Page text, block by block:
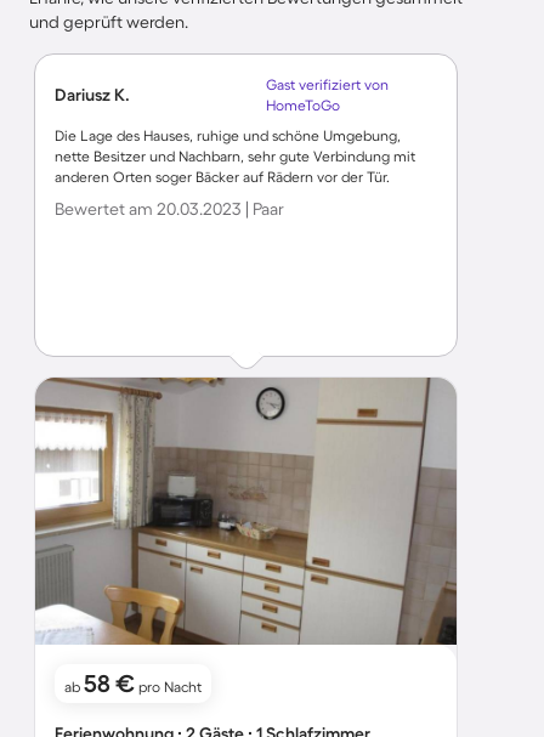
und geprüft werden.
Dariusz K.
Gast verifiziert von
HomeToGo
Die Lage des Hauses, ruhige und schöne Umgebung,
nette Besitzer und Nachbarn, sehr gute Verbindung mit
anderen Orten soger Bäcker auf Rädern vor der Tür.
Bewertet am 20.03.2023 | Paar
ab 58 € pro Nacht